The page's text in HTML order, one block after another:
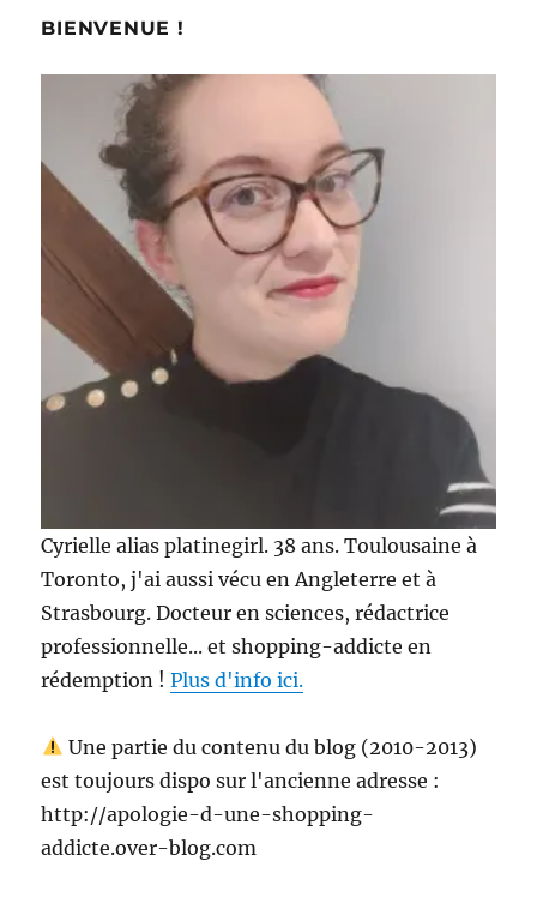
BIENVENUE !
Cyrielle alias platinegirl. 38 ans. Toulousaine à
Toronto, j'ai aussi vécu en Angleterre et à
Strasbourg. Docteur en sciences, rédactrice
professionnelle... et shopping-addicte en
rédemption !Plus d'info ici.
Une partie du contenu du blog (2010-2013)
est toujours dispo sur l'ancienne adresse :
http://apologie-d-une-shopping-
addicte.over-blog.com